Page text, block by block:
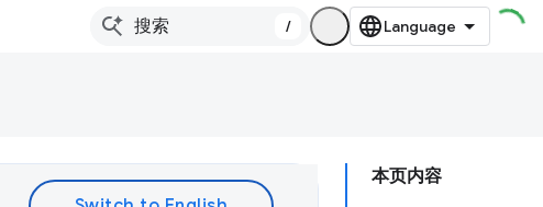
/
本页内容